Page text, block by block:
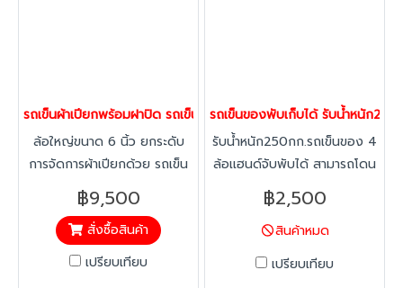
รถเข็นผ้าเปียกพร้อมฝาปิด รถเข็นอเนกประสงค์ รถเข็นถัง รถเข็นแยก
ล้อใหญ่ขนาด 6 นิ้ว ยกระดับ
การจัดการผ้าเปียกด้วย รถเข็น
ถังพลาสติก Bulk Container
จาก Happy Move ออกแบบให้
มีความจุสูง ฝาเปิด-ปิดได้ 1-2
ด้าน สะดวกต่อการทิ้งและ
฿9,500
สั่งซื้อสินค้า
เปรียบเทียบ
รถเข็นของพับเก็บได้ รับน้ำหนัก
รับน้ำหนัก250กก.รถเข็นของ 4
ล้อเเฮนด์จับพับได้ สามารถโดน
น้ำ โดนความชื้นได้ ทำความ
สะอาดได้ง่าย ล้อไม่ทำให้พื้นเป็น
รอย เข็นง่ายล้อยางหนาซับเสียง
เเละเเรงกระเเทกได้ดี เหมาะกับ
฿2,500
สินค้าหมด
เปรียบเทียบ